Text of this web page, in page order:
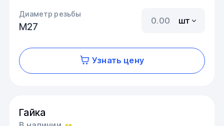
Диаметр резьбы
М27
шт
Узнать цену
Гайка